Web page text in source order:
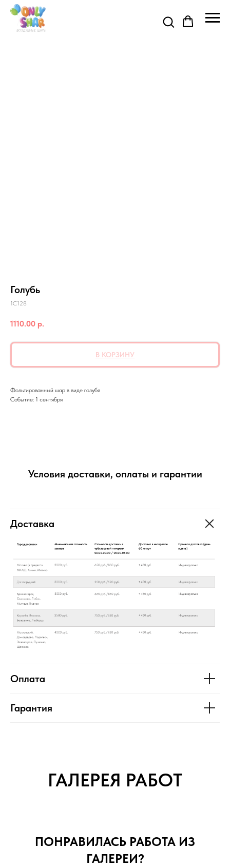
Голубь
1C128
1110.00 р.
В КОРЗИНУ
Фольгированный шар в виде голубя
Событие: 1 сентября
Условия доставки, оплаты и гарантии
Доставка
Оплата
Гарантия
ГАЛЕРЕЯ РАБОТ
ПОНРАВИЛАСЬ РАБОТА ИЗ
ГАЛЕРЕИ?